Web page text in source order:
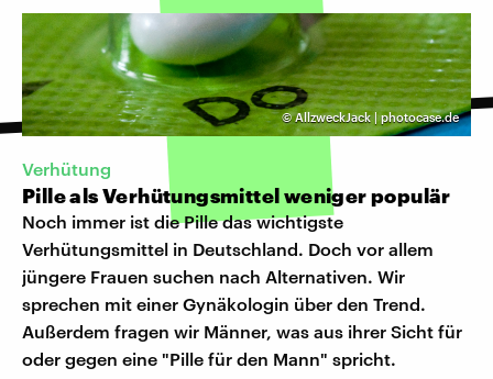
©AllzweckJack | photocase.de
Verhütung
Pille als Verhütungsmittel weniger populär
Noch immer ist die Pille das wichtigste
Verhütungsmittel in Deutschland. Doch vor allem
jüngere Frauen suchen nach Alternativen. Wir
sprechen mit einer Gynäkologin über den Trend.
Außerdem fragen wir Männer, was aus ihrer Sicht für
oder gegen eine "Pille für den Mann" spricht.